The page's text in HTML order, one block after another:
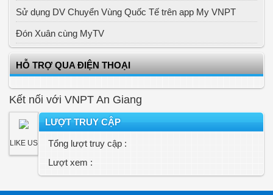
Sử dụng DV Chuyển Vùng Quốc Tế trên app My VNPT
Đón Xuân cùng MyTV
HỖ TRỢ QUA ĐIỆN THOẠI
Kết nối với VNPT An Giang
LIKE US
LƯỢT TRUY CẬP
Tổng lượt truy cập :
Lượt xem :